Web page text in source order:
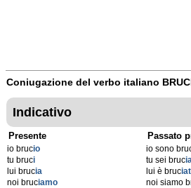
Coniugazione del verbo italiano
Indicativo
Presente
io brucio
tu bruci
lui brucia
noi bruciamo
Passato
io sono
tu sei bruc
lui è bruc
noi siamo